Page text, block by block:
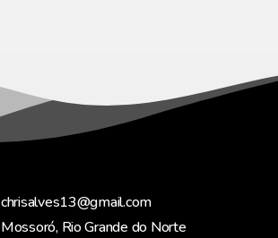
chrisalves13@gmail.com
Mossoró, Rio Grande do Norte